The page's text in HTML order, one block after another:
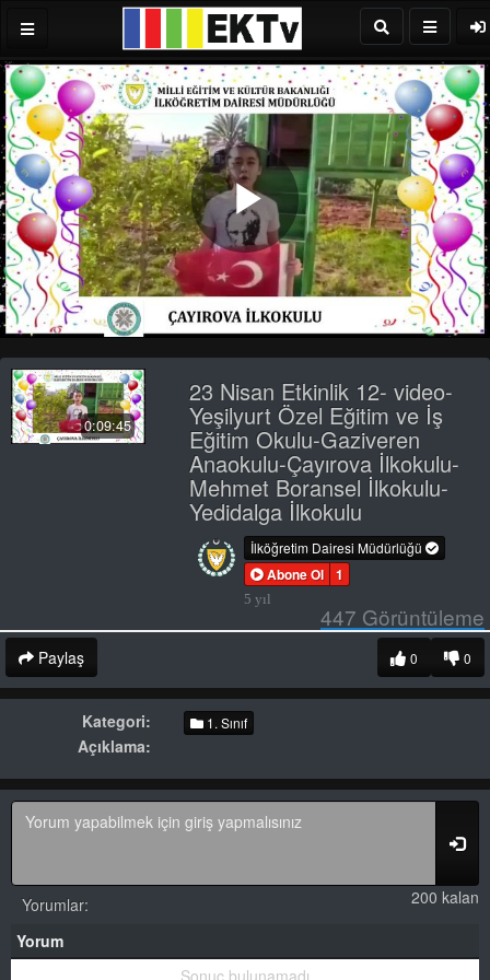
Play
Video
0:09:45
23 Nisan Etkinlik 12- video-
Yeşilyurt Özel Eğitim ve İş
Eğitim Okulu-Gaziveren
Anaokulu-Çayırova İlkokulu-
Mehmet Boransel İlkokulu-
Yedidalga İlkokulu
İlköğretim Dairesi Müdürlüğü
Abone Ol 1
5 yıl
447 Görüntüleme
Paylaş 0
0
Kategori: 1. Sınıf
Açıklama:
200 kalan
Yorumlar:
Yorum
Sonuç bulunamadı